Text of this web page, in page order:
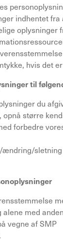
indhentet
oplysninger
hvis det
til
du
større
forbedre
med
vegne af SMP